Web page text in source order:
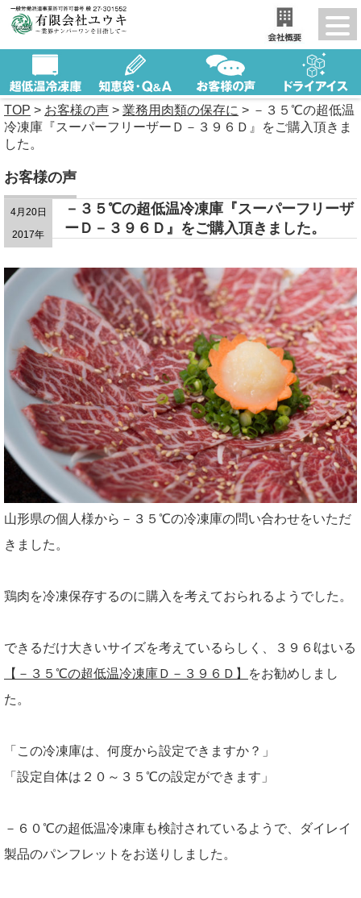
TOP > お客様の声 > 業務用肉類の保存に > －３５℃の超低温
冷凍庫『スーパーフリーザーＤ－３９６Ｄ』をご購入頂きま
した。
お客様の声
4月20日
2017年
－３５℃の超低温冷凍庫『スーパーフリーザ
ーＤ－３９６Ｄ』をご購入頂きました。
山形県の個人様から－３５℃の冷凍庫の問い合わせをいただ
きました。
鶏肉を冷凍保存するのに購入を考えておられるようでした。
できるだけ大きいサイズを考えているらしく、３９６ℓはいる
【－３５℃の超低温冷凍庫Ｄ－３９６Ｄ】
をお勧めしまし
た。
「この冷凍庫は、何度から設定できますか？」
「設定自体は２０～３５℃の設定ができます」
－６０℃の超低温冷凍庫も検討されているようで、ダイレイ
製品のパンフレットをお送りしました。